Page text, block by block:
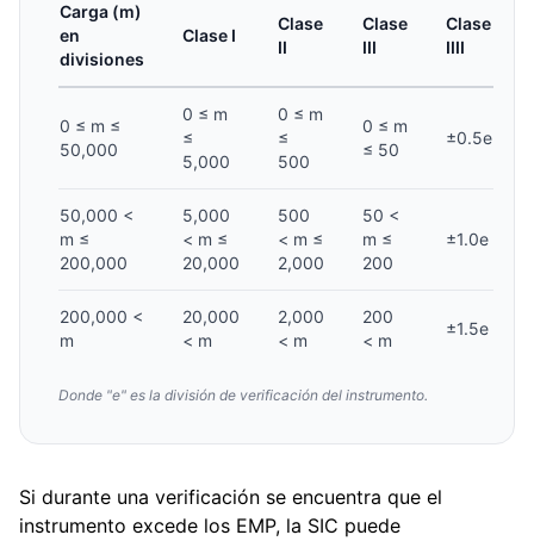
Carga (m)
en
divisiones
Clase I
Clase
II
Clase
III
Clase
IIII
0 ≤ m ≤
50,000
0 ≤ m
≤
5,000
0 ≤ m
≤
500
0 ≤ m
≤ 50
±0.5e
50,000 <
m ≤
200,000
5,000
< m ≤
20,000
500
< m ≤
2,000
50 <
m ≤
200
±1.0e
200,000 <
m
20,000
< m
2,000
< m
200
< m
±1.5e
Donde "e" es la división de verificación del instrumento.
Si durante una verificación se encuentra que el
instrumento excede los EMP, la SIC puede